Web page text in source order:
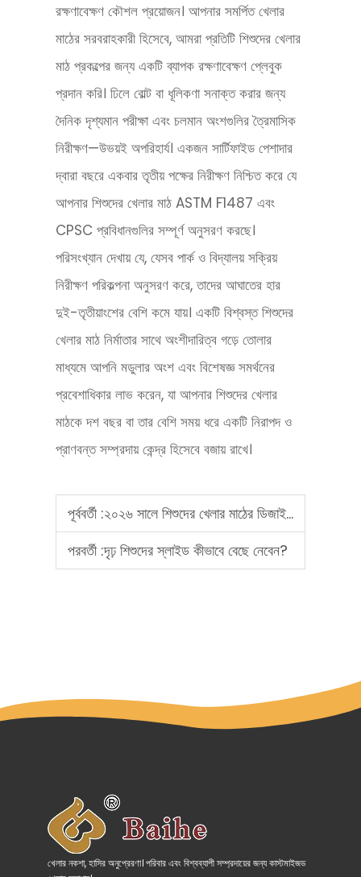
রক্ষণাবেক্ষণ কৌশল প্রয়োজন। আপনার সমর্পিত খেলার
মাঠের সরবরাহকারী হিসেবে, আমরা প্রতিটি শিশুদের খেলার
মাঠ প্রকল্পের জন্য একটি ব্যাপক রক্ষণাবেক্ষণ প্লেবুক
প্রদান করি। ঢিলে বোল্ট বা ধূলিকণা সনাক্ত করার জন্য
দৈনিক দৃশ্যমান পরীক্ষা এবং চলমান অংশগুলির ত্রৈমাসিক
নিরীক্ষণ—উভয়ই অপরিহার্য। একজন সার্টিফাইড পেশাদার
দ্বারা বছরে একবার তৃতীয় পক্ষের নিরীক্ষণ নিশ্চিত করে যে
আপনার শিশুদের খেলার মাঠ ASTM F1487 এবং
CPSC প্রবিধানগুলির সম্পূর্ণ অনুসরণ করছে।
পরিসংখ্যান দেখায় যে, যেসব পার্ক ও বিদ্যালয় সক্রিয়
নিরীক্ষণ পরিকল্পনা অনুসরণ করে, তাদের আঘাতের হার
দুই-তৃতীয়াংশের বেশি কমে যায়। একটি বিশ্বস্ত শিশুদের
খেলার মাঠ নির্মাতার সাথে অংশীদারিত্ব গড়ে তোলার
মাধ্যমে আপনি মডুলার অংশ এবং বিশেষজ্ঞ সমর্থনের
প্রবেশাধিকার লাভ করেন, যা আপনার শিশুদের খেলার
মাঠকে দশ বছর বা তার বেশি সময় ধরে একটি নিরাপদ ও
প্রাণবন্ত সম্প্রদায় কেন্দ্র হিসেবে বজায় রাখে।
পূর্ববর্তী :২০২৬ সালে শিশুদের খেলার মাঠের ডিজাইন প্রবণতা
পরবর্তী :দৃঢ় শিশুদের স্লাইড কীভাবে বেছে নেবেন?
খেলার নকশা, হাসির অনুপ্রেরণা। পরিবার এবং বিশ্বব্যাপী সম্প্রদায়ের জন্য কাস্টমাইজড